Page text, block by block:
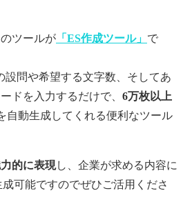
ツールが 「ES作成ツール」 で
設問や希望する文字数、そしてあ
ドを入力するだけで、 6万枚以上
自動生成してくれる便利なツール
的に表現し、企業が求める内容に
可能ですのでぜひご活用くださ